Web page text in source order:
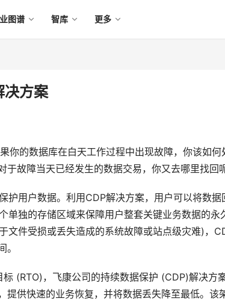
图谱 智库 更多
决方案
的数据库在白天工作过程中出现故障，你该如何
用户数据。利用CDP解决方案，用户可以将数据
单独的存储区域来保障用户整套关键业务数据的永
文件受损或丢失造成的系统故障或站点级灾难)，
(RTO)，飞康公司的持续数据保护 (CDP)解决方
供快速的业务恢复，并将数据丢失降至最低。该